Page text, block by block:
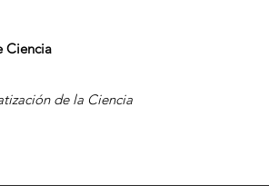
Ciencia
de la Ciencia